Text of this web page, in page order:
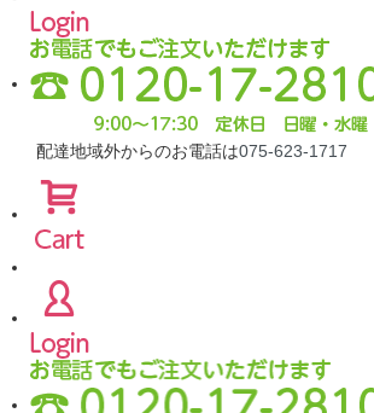
配達地域外からのお電話は075-623-1717